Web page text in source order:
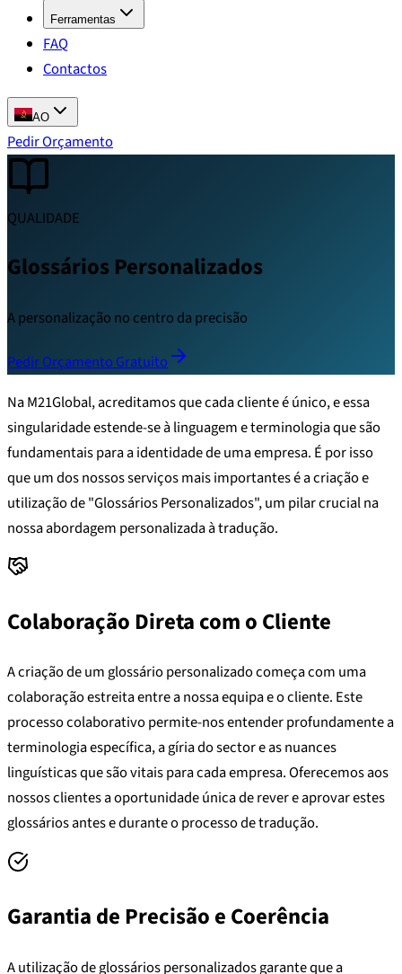
Ferramentas
FAQ
Contactos
AO
Pedir Orçamento
QUALIDADE
Glossários Personalizados
A personalização no centro da precisão
Pedir Orçamento Gratuito
Na M21Global, acreditamos que cada cliente é único, e essa
singularidade estende-se à linguagem e terminologia que são
fundamentais para a identidade de uma empresa. É por isso
que um dos nossos serviços mais importantes é a criação e
utilização de "Glossários Personalizados", um pilar crucial na
nossa abordagem personalizada à tradução.
Colaboração Direta com o Cliente
A criação de um glossário personalizado começa com uma
colaboração estreita entre a nossa equipa e o cliente. Este
processo colaborativo permite-nos entender profundamente a
terminologia específica, a gíria do sector e as nuances
linguísticas que são vitais para cada empresa. Oferecemos aos
nossos clientes a oportunidade única de rever e aprovar estes
glossários antes e durante o processo de tradução.
Garantia de Precisão e Coerência
A utilização de glossários personalizados garante que a